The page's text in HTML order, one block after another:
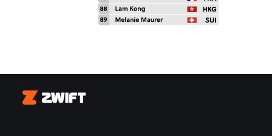
Zwift